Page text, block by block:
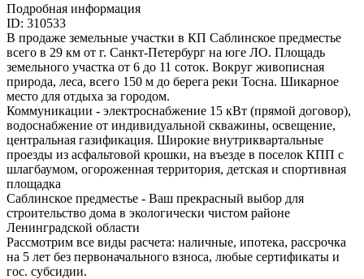
Подробная информация
ID: 310533
В продаже земельные участки в КП Саблинское предместье
всего в 29 км от г. Санкт-Петербург на юге ЛО. Площадь
земельного участка от 6 до 11 соток. Вокруг живописная
природа, леса, всего 150 м до берега реки Тосна. Шикарное
место для отдыха за городом.
Коммуникации - электроснабжение 15 кВт (прямой договор),
водоснабжение от индивидуальной скважины, освещение,
центральная газификация. Широкие внутриквартальные
проезды из асфальтовой крошки, на въезде в поселок КПП с
шлагбаумом, огороженная территория, детская и спортивная
площадка
Саблинское предместье - Ваш прекрасный выбор для
строительство дома в экологически чистом районе
Ленинградской области
Рассмотрим все виды расчета: наличные, ипотека, рассрочка
на 5 лет без первоначального взноса, любые сертификаты и
гос. субсидии.